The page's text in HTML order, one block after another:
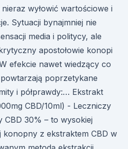
wyłowić wartościowe i
Sytuacji bynajmniej nie
media i politycy, ale
apostołowie konopi
efekcie nawet wiedzący co
poprzetykane
i półprawdy:… Ekstrakt
CBD/10ml) - Leczniczy
30% – to wysokiej
konopny z ekstraktem CBD w